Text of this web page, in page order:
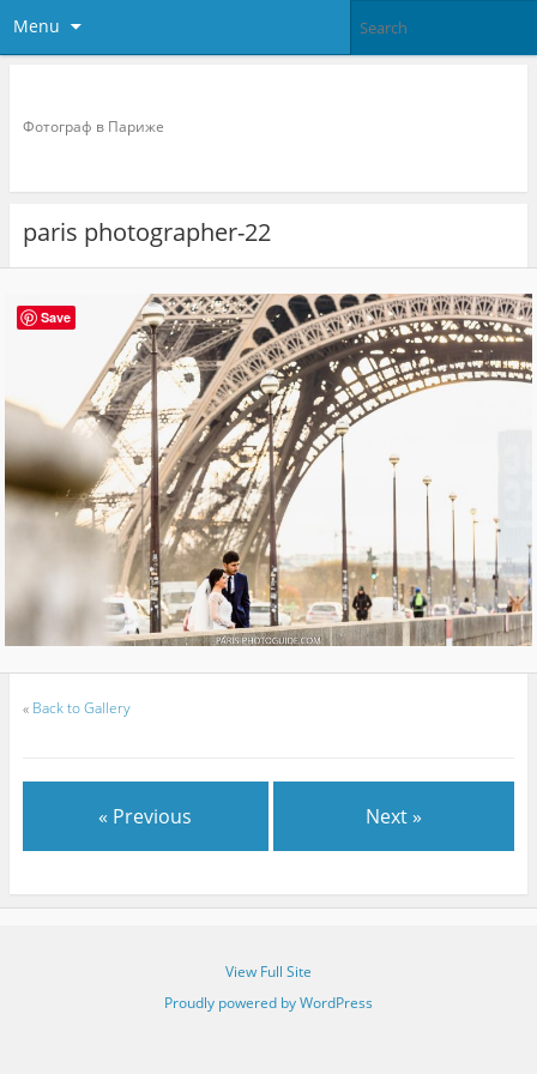
Menu
Фотограф в Париже
paris photographer-22
« Back to Gallery
« Previous Next »
View Full Site
Proudly powered by WordPress
Save